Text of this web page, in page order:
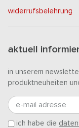
widerrufsbelehrung
aktuell
in unserem
produktneuheiten
e-mail adresse
ich habe die